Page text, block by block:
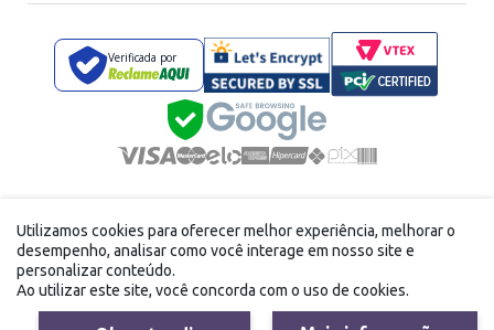
Verificada por
FFE DISTRIBUIDORA LTDA - 40.867.166/0001-24 Avenida
doutor Alvaro de campos carneiro, 242 Vila Brasileira Mogi
das Cruzes/SP
Utilizamos cookies para oferecer melhor experiência, melhorar o
desempenho, analisar como você interage em nosso site e
personalizar conteúdo.
Ao utilizar este site, você concorda com o uso de cookies.